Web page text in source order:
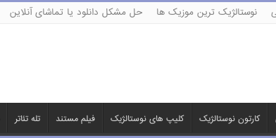
نوستالژیک ترین موزیک ها حل مشکل دانلود یا تماشای آنلاین
کارتون نوستالژیک کلیپ های نوستالژیک فیلم مستند تله تئاتر